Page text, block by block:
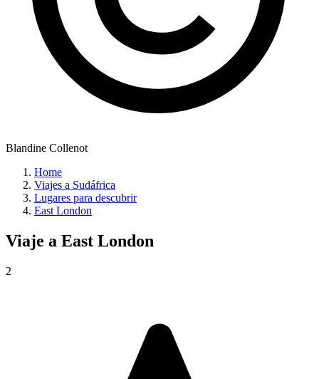
Blandine Collenot
Home
Viajes a Sudáfrica
Lugares para descubrir
East London
Viaje a East London
2